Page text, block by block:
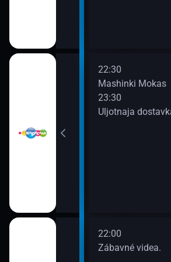
22:30
Mashinki Mokas
23:30
Uljotnaja
22:00
Zábavné videa.